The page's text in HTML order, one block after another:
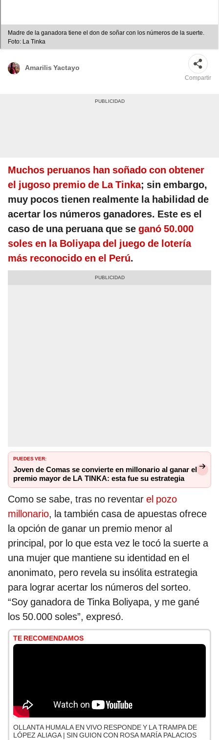
Madre de la ganadora tiene el don de soñar con los números de la suerte.
Foto: La Tinka
Amarilis Yactayo
Compartir
Muchos peruanos han soñado con obtener
el jugoso premio de La Tinka; sin embargo,
muy pocos tienen realmente la habilidad de
acertar los números ganadores. Este es el
caso de una peruana que se ganó 50.000
soles en la Boliyapa del juego de lotería
más reconocido en el Perú.
PUEDES VER:
Joven de Comas se convierte en millonario al ganar el
premio mayor de LA TINKA: esta fue su estrategia
Como se sabe, tras no reventar el pozo
millonario, la también casa de apuestas ofrece
la opción de ganar un premio menor al
principal, por lo que esta vez le tocó la suerte a
una mujer que mantiene su identidad en el
anonimato, pero revela su insólita estrategia
para lograr acertar los números del sorteo.
“Soy ganadora de Tinka Boliyapa, y me gané
los 50.000 soles”, expresó.
TE RECOMENDAMOS
OLLANTA HUMALA EN VIVO RESPONDE Y LA TRAMPA DE
LÓPEZ ALIAGA | SIN GUION CON ROSA MARÍA PALACIOS